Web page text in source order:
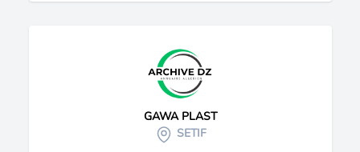
GAWA PLAST
SETIF